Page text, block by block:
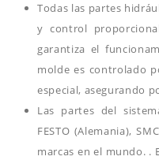
Todas las partes
y control
garantiza el
molde es controlado
especial, asegurando
Las partes del
FESTO (Alemania),
marcas en el mundo. .